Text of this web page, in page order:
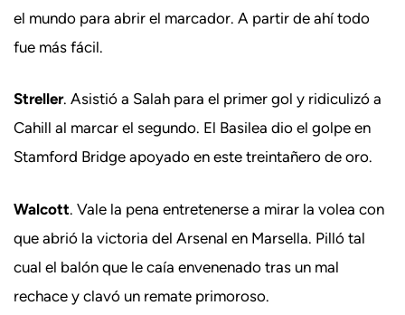
el mundo para abrir el marcador. A partir de ahí todo
fue más fácil.
Streller. Asistió a Salah para el primer gol y ridiculizó a
Cahill al marcar el segundo. El Basilea dio el golpe en
Stamford Bridge apoyado en este treintañero de oro.
Walcott. Vale la pena entretenerse a mirar la volea con
que abrió la victoria del Arsenal en Marsella. Pilló tal
cual el balón que le caía envenenado tras un mal
rechace y clavó un remate primoroso.